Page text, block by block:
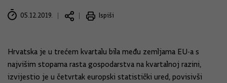
05.12.2019. Ispiši
Hrvatska je u trećem kvartalu bila među zemljama EU-a s
najvišim stopama rasta gospodarstva na kvartalnoj razini,
izvijestio je u četvrtak europski statistički ured, povisivši